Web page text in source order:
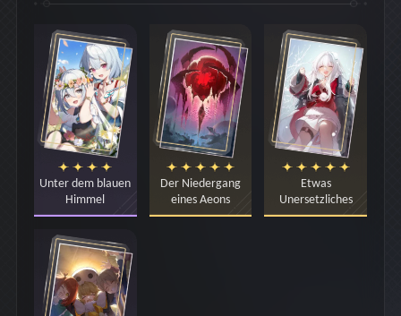
Unter dem blauen
Himmel
Der Niedergang
eines Aeons
Etwas
Unersetzliches